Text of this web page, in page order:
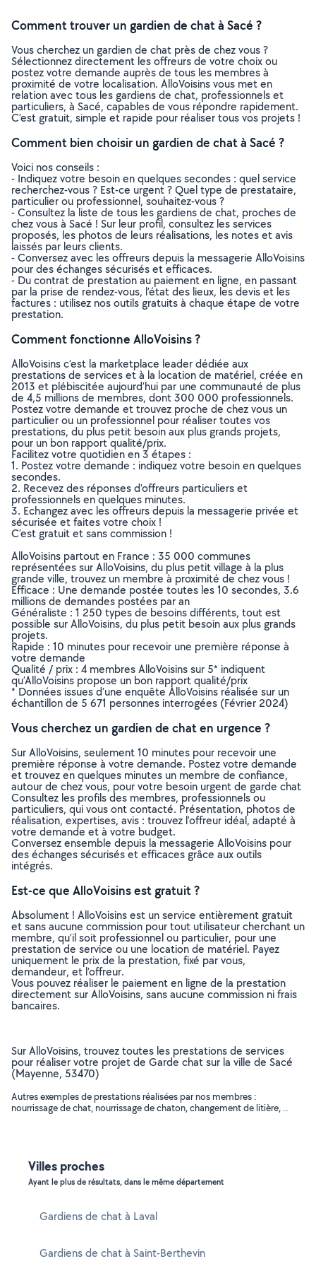
Comment trouver un gardien de chat à Sacé ?
Vous cherchez un gardien de chat près de chez vous ?
Sélectionnez directement les offreurs de votre choix ou
postez votre demande auprès de tous les membres à
proximité de votre localisation. AlloVoisins vous met en
relation avec tous les gardiens de chat, professionnels et
particuliers, à Sacé, capables de vous répondre rapidement.
C’est gratuit, simple et rapide pour réaliser tous vos projets !
Comment bien choisir un gardien de chat à Sacé ?
Voici nos conseils :
- Indiquez votre besoin en quelques secondes : quel service
recherchez-vous ? Est-ce urgent ? Quel type de prestataire,
particulier ou professionnel, souhaitez-vous ?
- Consultez la liste de tous les gardiens de chat, proches de
chez vous à Sacé ! Sur leur profil, consultez les services
proposés, les photos de leurs réalisations, les notes et avis
laissés par leurs clients.
- Conversez avec les offreurs depuis la messagerie AlloVoisins
pour des échanges sécurisés et efficaces.
- Du contrat de prestation au paiement en ligne, en passant
par la prise de rendez-vous, l’état des lieux, les devis et les
factures : utilisez nos outils gratuits à chaque étape de votre
prestation.
Comment fonctionne AlloVoisins ?
AlloVoisins c’est la marketplace leader dédiée aux
prestations de services et à la location de matériel, créée en
2013 et plébiscitée aujourd’hui par une communauté de plus
de 4,5 millions de membres, dont 300 000 professionnels.
Postez votre demande et trouvez proche de chez vous un
particulier ou un professionnel pour réaliser toutes vos
prestations, du plus petit besoin aux plus grands projets,
pour un bon rapport qualité/prix.
Facilitez votre quotidien en 3 étapes :
1. Postez votre demande : indiquez votre besoin en quelques
secondes.
2. Recevez des réponses d’offreurs particuliers et
professionnels en quelques minutes.
3. Echangez avec les offreurs depuis la messagerie privée et
sécurisée et faites votre choix !
C’est gratuit et sans commission !
AlloVoisins partout en France : 35 000 communes
représentées sur AlloVoisins, du plus petit village à la plus
grande ville, trouvez un membre à proximité de chez vous !
Efficace : Une demande postée toutes les 10 secondes, 3.6
millions de demandes postées par an
Généraliste : 1 250 types de besoins différents, tout est
possible sur AlloVoisins, du plus petit besoin aux plus grands
projets.
Rapide : 10 minutes pour recevoir une première réponse à
votre demande
Qualité / prix : 4 membres AlloVoisins sur 5* indiquent
qu’AlloVoisins propose un bon rapport qualité/prix
* Données issues d’une enquête AlloVoisins réalisée sur un
échantillon de 5 671 personnes interrogées (Février 2024)
Vous cherchez un gardien de chat en urgence ?
Sur AlloVoisins, seulement 10 minutes pour recevoir une
première réponse à votre demande. Postez votre demande
et trouvez en quelques minutes un membre de confiance,
autour de chez vous, pour votre besoin urgent de garde chat
Consultez les profils des membres, professionnels ou
particuliers, qui vous ont contacté. Présentation, photos de
réalisation, expertises, avis : trouvez l'offreur idéal, adapté à
votre demande et à votre budget.
Conversez ensemble depuis la messagerie AlloVoisins pour
des échanges sécurisés et efficaces grâce aux outils
intégrés.
Est-ce que AlloVoisins est gratuit ?
Absolument ! AlloVoisins est un service entièrement gratuit
et sans aucune commission pour tout utilisateur cherchant un
membre, qu’il soit professionnel ou particulier, pour une
prestation de service ou une location de matériel. Payez
uniquement le prix de la prestation, fixé par vous,
demandeur, et l’offreur.
Vous pouvez réaliser le paiement en ligne de la prestation
directement sur AlloVoisins, sans aucune commission ni frais
bancaires.
Sur AlloVoisins, trouvez toutes les prestations de services
pour réaliser votre projet de Garde chat sur la ville de Sacé
(Mayenne, 53470)
Autres exemples de prestations réalisées par nos membres :
nourrissage de chat, nourrissage de chaton, changement de litière, ..
Villes proches
Ayant le plus de résultats, dans le même département
Gardiens de chat à Laval
Gardiens de chat à Saint-Berthevin